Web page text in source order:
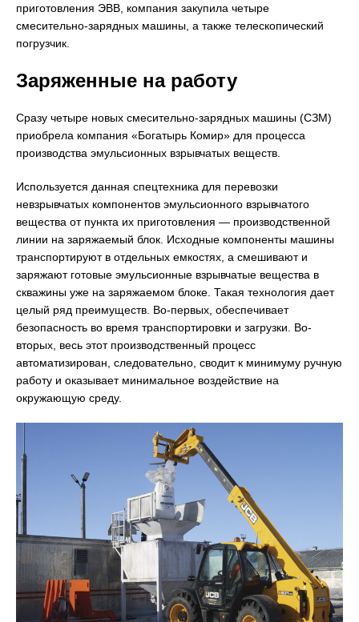
приготовления ЭВВ, компания закупила четыре
смесительно-зарядных машины, а также телескопический
погрузчик.
Заряженные на работу
Сразу четыре новых смесительно-зарядных машины (СЗМ)
приобрела компания «Богатырь Комир» для процесса
производства эмульсионных взрывчатых веществ.
Используется данная спецтехника для перевозки
невзрывчатых компонентов эмульсионного взрывчатого
вещества от пункта их приготовления — производственной
линии на заряжаемый блок. Исходные компоненты машины
транспортируют в отдельных емкостях, а смешивают и
заряжают готовые эмульсионные взрывчатые вещества в
скважины уже на заряжаемом блоке. Такая технология дает
целый ряд преимуществ. Во-первых, обеспечивает
безопасность во время транспортировки и загрузки. Во-
вторых, весь этот производственный процесс
автоматизирован, следовательно, сводит к минимуму ручную
работу и оказывает минимальное воздействие на
окружающую среду.